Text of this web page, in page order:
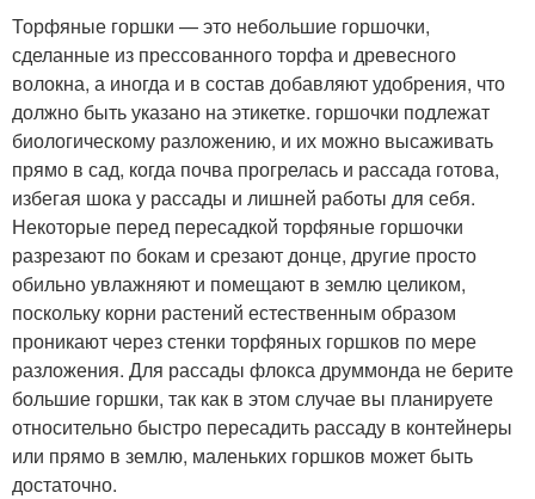
Торфяные горшки — это небольшие горшочки,
сделанные из прессованного торфа и древесного
волокна, а иногда и в состав добавляют удобрения, что
должно быть указано на этикетке. горшочки подлежат
биологическому разложению, и их можно высаживать
прямо в сад, когда почва прогрелась и рассада готова,
избегая шока у рассады и лишней работы для себя.
Некоторые перед пересадкой торфяные горшочки
разрезают по бокам и срезают донце, другие просто
обильно увлажняют и помещают в землю целиком,
поскольку корни растений естественным образом
проникают через стенки торфяных горшков по мере
разложения. Для рассады флокса друммонда не берите
большие горшки, так как в этом случае вы планируете
относительно быстро пересадить рассаду в контейнеры
или прямо в землю, маленьких горшков может быть
достаточно.